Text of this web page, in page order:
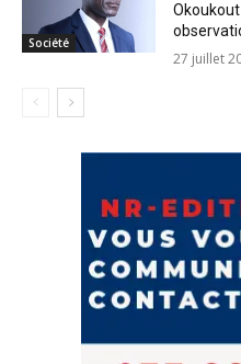
Société
27 juillet